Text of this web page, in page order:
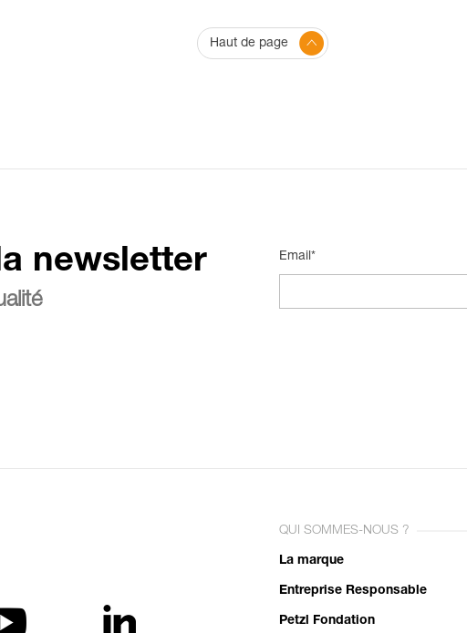
Haut de page
newsletter Email*
QUI SOMMES-NOUS ?
La marque
Entreprise Responsable
Petzl Fondation